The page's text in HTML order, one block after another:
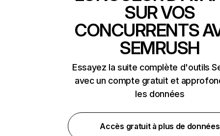
SUR VOS
CONCURRENTS
SEMRUSH
Essayez la suite complète d'outils
avec un compte gratuit et
les données
Accès gratuit à plus de données